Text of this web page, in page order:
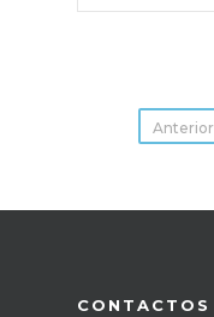
Anterior
CONTACTOS